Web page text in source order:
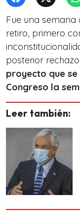
Fue una
retiro, primero
posterior
proyecto que
Congreso la
Leer también: